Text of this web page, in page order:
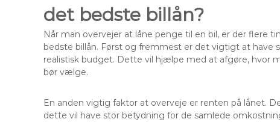
det bedste billån?
Når man overvejer at låne penge til en bil, er der flere
bedste billån. Først og fremmest er det vigtigt at
realistisk budget. Dette vil hjælpe med at afgøre, hvor
bør vælge.
En anden vigtig faktor at overveje er renten på lånet.
dette vil have stor betydning for de samlede